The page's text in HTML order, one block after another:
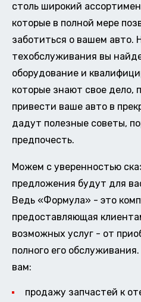
столь широкий
которые в полной мере
заботиться о вашем авто.
техобслуживания вы
оборудование и
которые знают свое дело,
привести ваше авто в
дадут полезные советы,
предпочесть.
Можем с уверенностью
предложения будут для
Ведь «Формула» - это
предоставляющая
возможных услуг - от
полного его
вам:
продажу запчастей к